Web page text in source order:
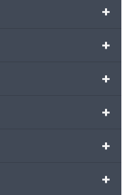
+
+
+
+
+
+